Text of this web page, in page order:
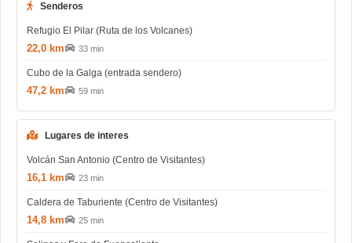
Senderos
Refugio El Pilar (Ruta de los Volcanes)
22,0 km 33 min
Cubo de la Galga (entrada sendero)
47,2 km 59 min
Lugares de interes
Volcán San Antonio (Centro de Visitantes)
16,1 km 23 min
Caldera de Taburiente (Centro de Visitantes)
14,8 km 25 min